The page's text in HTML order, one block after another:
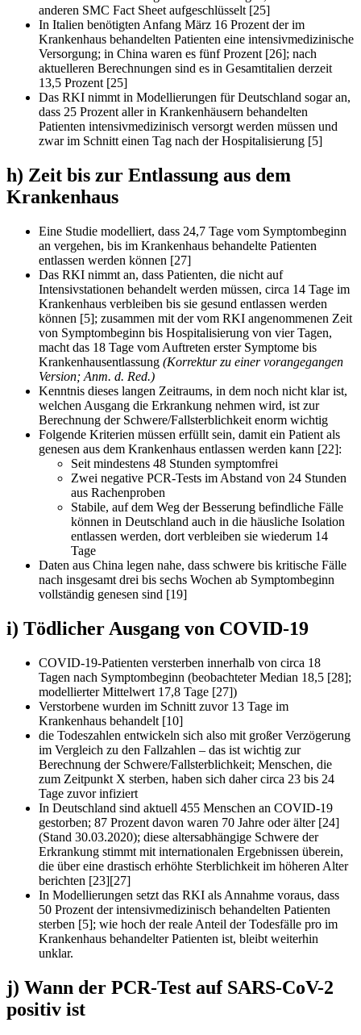
anderen SMC Fact Sheet aufgeschlüsselt [25]
In Italien benötigten Anfang März 16 Prozent der im
Krankenhaus behandelten Patienten eine intensivmedizinische
Versorgung; in China waren es fünf Prozent [26]; nach
aktuelleren Berechnungen sind es in Gesamtitalien derzeit
13,5 Prozent [25]
Das RKI nimmt in Modellierungen für Deutschland sogar an,
dass 25 Prozent aller in Krankenhäusern behandelten
Patienten intensivmedizinisch versorgt werden müssen und
zwar im Schnitt einen Tag nach der Hospitalisierung [5]
h) Zeit bis zur Entlassung aus dem
Krankenhaus
Eine Studie modelliert, dass 24,7 Tage vom Symptombeginn
an vergehen, bis im Krankenhaus behandelte Patienten
entlassen werden können [27]
Das RKI nimmt an, dass Patienten, die nicht auf
Intensivstationen behandelt werden müssen, circa 14 Tage im
Krankenhaus verbleiben bis sie gesund entlassen werden
können [5]; zusammen mit der vom RKI angenommenen Zeit
von Symptombeginn bis Hospitalisierung von vier Tagen,
macht das 18 Tage vom Auftreten erster Symptome bis
Krankenhausentlassung (Korrektur zu einer vorangegangen
Version; Anm. d. Red.)
Kenntnis dieses langen Zeitraums, in dem noch nicht klar ist,
welchen Ausgang die Erkrankung nehmen wird, ist zur
Berechnung der Schwere/Fallsterblichkeit enorm wichtig
Folgende Kriterien müssen erfüllt sein, damit ein Patient als
genesen aus dem Krankenhaus entlassen werden kann [22]:
Seit mindestens 48 Stunden symptomfrei
Zwei negative PCR-Tests im Abstand von 24 Stunden
aus Rachenproben
Stabile, auf dem Weg der Besserung befindliche Fälle
können in Deutschland auch in die häusliche Isolation
entlassen werden, dort verbleiben sie wiederum 14
Tage
Daten aus China legen nahe, dass schwere bis kritische Fälle
nach insgesamt drei bis sechs Wochen ab Symptombeginn
vollständig genesen sind [19]
i) Tödlicher Ausgang von COVID-19
COVID-19-Patienten versterben innerhalb von circa 18
Tagen nach Symptombeginn (beobachteter Median 18,5 [28];
modellierter Mittelwert 17,8 Tage [27])
Verstorbene wurden im Schnitt zuvor 13 Tage im
Krankenhaus behandelt [10]
die Todeszahlen entwickeln sich also mit großer Verzögerung
im Vergleich zu den Fallzahlen – das ist wichtig zur
Berechnung der Schwere/Fallsterblichkeit; Menschen, die
zum Zeitpunkt X sterben, haben sich daher circa 23 bis 24
Tage zuvor infiziert
In Deutschland sind aktuell 455 Menschen an COVID-19
gestorben; 87 Prozent davon waren 70 Jahre oder älter [24]
(Stand 30.03.2020); diese altersabhängige Schwere der
Erkrankung stimmt mit internationalen Ergebnissen überein,
die über eine drastisch erhöhte Sterblichkeit im höheren Alter
berichten [23][27]
In Modellierungen setzt das RKI als Annahme voraus, dass
50 Prozent der intensivmedizinisch behandelten Patienten
sterben [5]; wie hoch der reale Anteil der Todesfälle pro im
Krankenhaus behandelter Patienten ist, bleibt weiterhin
unklar.
j) Wann der PCR-Test auf SARS-CoV-2
positiv ist